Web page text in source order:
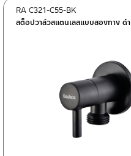
New Arrival สินค้าใหม่ ปี 2026
สต็อปวาล์วสแตนเลสแบบสองทาง ดำ
RA C321-C55-BK